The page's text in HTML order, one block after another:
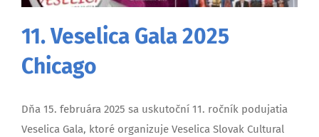
11. Veselica Gala 2025
Chicago
Dňa 15. februára 2025 sa uskutoční 11. ročník podujatia
Veselica Gala, ktoré organizuje Veselica Slovak Cultural